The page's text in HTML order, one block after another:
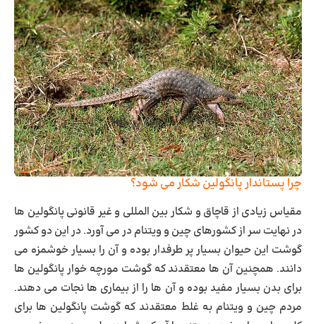
چرا پستاندار پانگولین شکار می شود؟
مقیاس زیادی از قاچاق و شکار بین المللی و غیر قانونی پانگولین ها
در نهایت سر از کشورهای چین و ویتنام در می آورد. در این دو کشور
گوشت این حیوان بسیار پر طرفدار بوده و آن را بسیار خوشمزه می
دانند. همچنین آن ها معتقدند که گوشت مورچه خوار پانگولین ها
برای بدن بسیار مفید بوده و آن ها را از بیماری ها نجات می دهند.
مردم چین و ویتنام به غلط معتقدند که گوشت پانگولین ها برای